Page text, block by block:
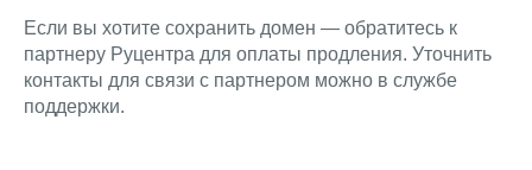
Если вы хотите сохранить домен — обратитесь к
партнеру Руцентра для оплаты продления. Уточнить
контакты для связи с партнером можно в службе
поддержки.